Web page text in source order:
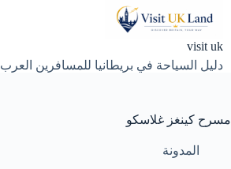
visit uk
دليل السياحة في بريطانيا للمسافرين العرب
مسرح كينغز غلاسكو
المدونة